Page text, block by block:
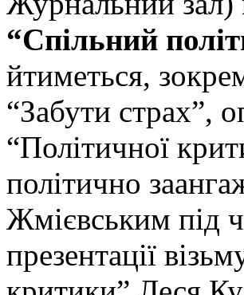
“Спільний
йтиметься,
“Забути страх”,
“Політичної
політично
Жмієвським під
презентації